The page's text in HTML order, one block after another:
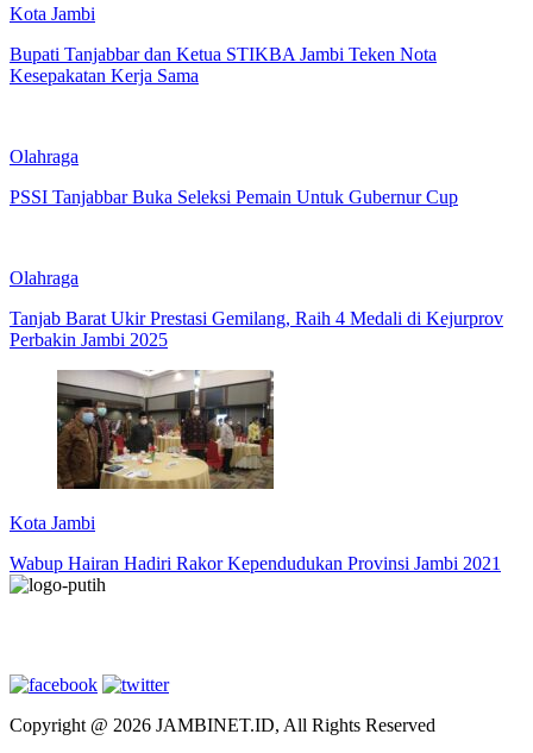
Kota Jambi
Bupati Tanjabbar dan Ketua STIKBA Jambi Teken Nota
Kesepakatan Kerja Sama
Olahraga
PSSI Tanjabbar Buka Seleksi Pemain Untuk Gubernur Cup
Olahraga
Tanjab Barat Ukir Prestasi Gemilang, Raih 4 Medali di Kejurprov
Perbakin Jambi 2025
Kota Jambi
Wabup Hairan Hadiri Rakor Kependudukan Provinsi Jambi 2021
Copyright @ 2026 JAMBINET.ID, All Rights Reserved